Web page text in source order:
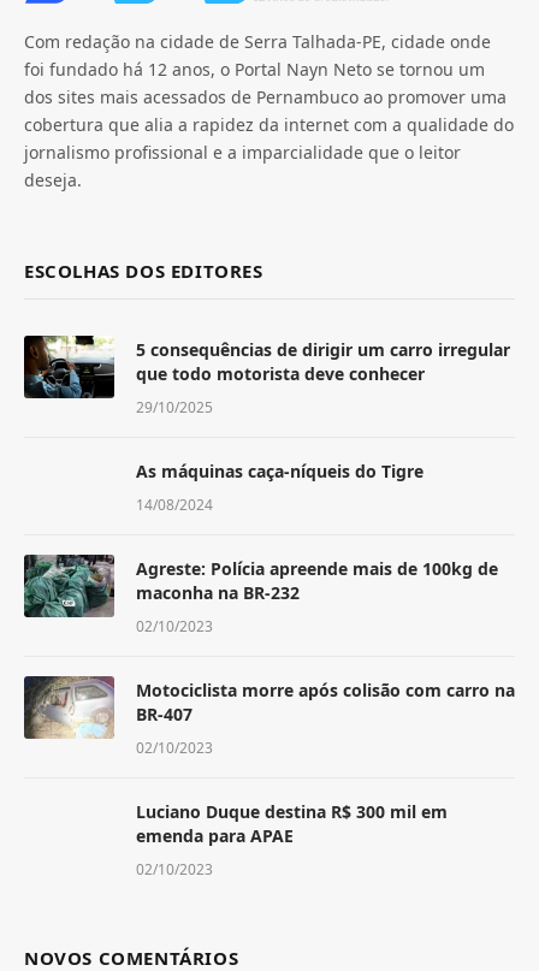
Com redação na cidade de Serra Talhada-PE, cidade onde
foi fundado há 12 anos, o Portal Nayn Neto se tornou um
dos sites mais acessados de Pernambuco ao promover uma
cobertura que alia a rapidez da internet com a qualidade do
jornalismo profissional e a imparcialidade que o leitor
deseja.
ESCOLHAS DOS EDITORES
5 consequências de dirigir um carro irregular
que todo motorista deve conhecer
29/10/2025
As máquinas caça-níqueis do Tigre
14/08/2024
Agreste: Polícia apreende mais de 100kg de
maconha na BR-232
02/10/2023
Motociclista morre após colisão com carro na
BR-407
02/10/2023
Luciano Duque destina R$ 300 mil em
emenda para APAE
02/10/2023
NOVOS COMENTÁRIOS